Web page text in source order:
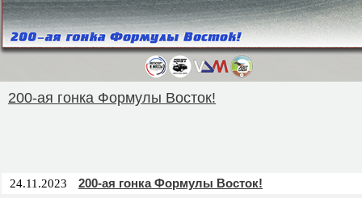
200-ая гонка Формулы Восток!
24.11.2023 200-ая гонка Формулы Восток!